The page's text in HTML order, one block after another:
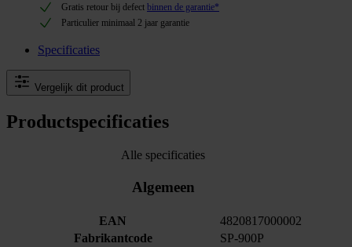
Gratis retour bij defect binnen de garantie*
Particulier minimaal 2 jaar garantie
Specificaties
Vergelijk dit product
Productspecificaties
Alle specificaties
Algemeen
EAN
4820817000002
Fabrikantcode
SP-900P